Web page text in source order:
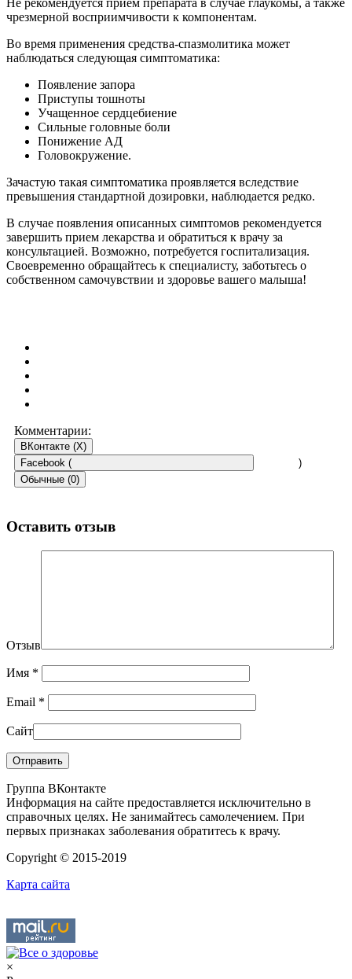
Не рекомендуется прием препарата в случае глаукомы, а также
чрезмерной восприимчивости к компонентам.
Во время применения средства-спазмолитика может
наблюдаться следующая симптоматика:
Появление запора
Приступы тошноты
Учащенное сердцебиение
Сильные головные боли
Понижение АД
Головокружение.
Зачастую такая симптоматика проявляется вследствие
превышения стандартной дозировки, наблюдается редко.
В случае появления описанных симптомов рекомендуется
завершить прием лекарства и обратиться к врачу за
консультацией. Возможно, потребуется госпитализация.
Своевременно обращайтесь к специалисту, заботьтесь о
собственном самочувствии и здоровье вашего малыша!
Комментарии:
ВКонтакте (X)
Facebook (
)
Обычные (0)
Оставить отзыв
Отзыв
Имя *
Email *
Сайт
Группа ВКонтакте
Информация на сайте предоставляется исключительно в
справочных целях. Не занимайтесь самолечением. При
первых признаках заболевания обратитесь к врачу.
Copyright © 2015-2019
Карта сайта
×